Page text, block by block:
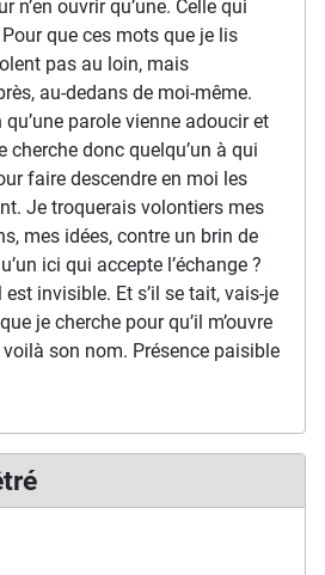
n’en ouvrir qu’une. Celle qui
que ces mots que je lis
pas au loin, mais
au-dedans de moi-même.
parole vienne adoucir et
cherche donc quelqu’un à qui
faire descendre en moi les
Je troquerais volontiers mes
mes idées, contre un brin de
ici qui accepte l’échange ?
est invisible. Et s’il se tait, vais-je
je cherche pour qu’il m’ouvre
voilà son nom. Présence paisible